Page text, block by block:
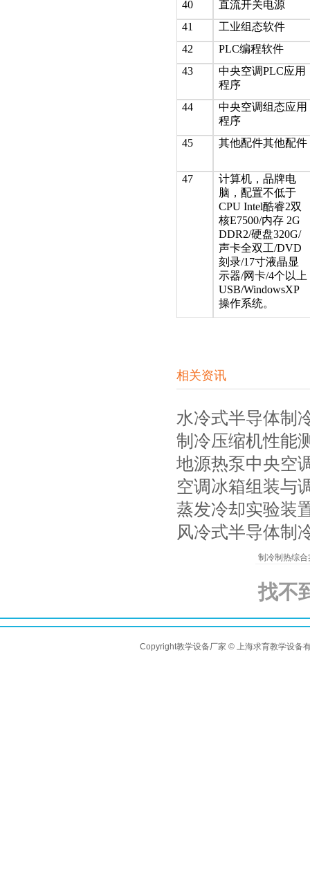
40
直流开关电源
41
工业组态软件
42
PLC编程软件
43
中央空调PLC应用
程序
44
中央空调组态应用
程序
45
其他配件其他配件
47
计算机，品牌电
脑，配置不低于
CPU Intel酷睿2双
核E7500/内存 2G
DDR2/硬盘320G/
声卡全双工/DVD
刻录/17寸液晶显
示器/网卡/4个以上
USB/WindowsXP
操作系统。
相关资讯
水冷式半导体制
制冷压缩机性能
地源热泵中央空
空调冰箱组装与
蒸发冷却实验装
风冷式半导体制
制冷制热综
找不
Copyright教学设备厂家 © 上海求育教学设备